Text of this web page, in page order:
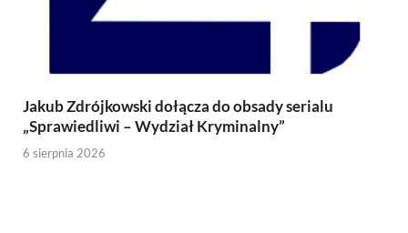
Jakub Zdrójkowski dołącza do obsady serialu
„Sprawiedliwi – Wydział Kryminalny”
6 sierpnia 2026